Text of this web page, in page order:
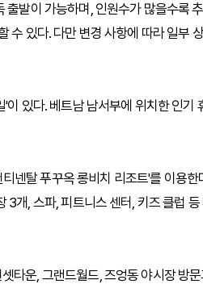
발이 가능하며, 인원수가 많을수록
수 있다. 다만 변경 사항에 따라 일부
있다. 베트남 남서부에 위치한 인기
넨탈 푸꾸옥 롱비치 리조트'를 이용
3개, 스파, 피트니스 센터, 키즈 클럽
타운, 그랜드월드, 즈엉동 야시장 방